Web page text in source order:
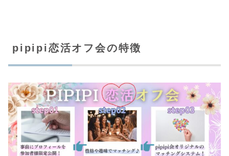
pipipi恋活オフ会の特徴